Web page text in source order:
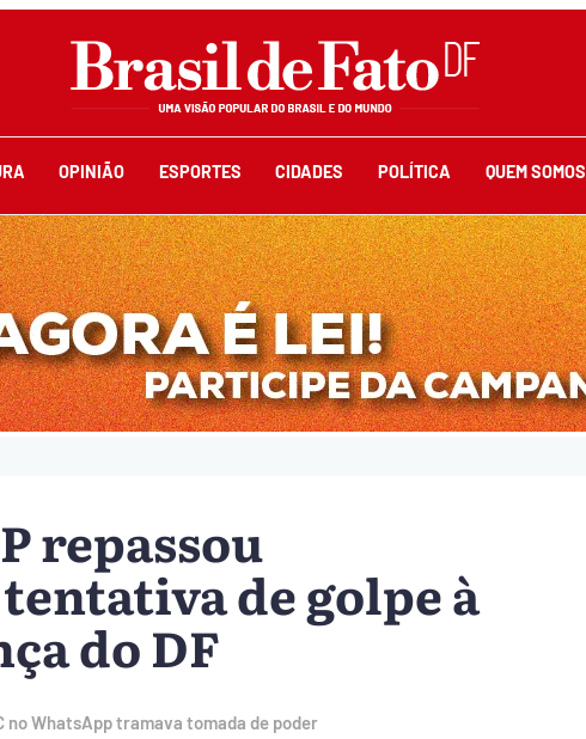
OPINIÃO ESPORTES CIDADES POLÍTICA QUEM SOMOS
repassou
de golpe à
do DF
WhatsApp tramava tomada de poder